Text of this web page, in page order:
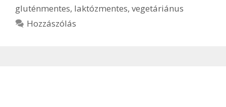
gluténmentes, laktózmentes, vegetáriánus
Hozzászólás